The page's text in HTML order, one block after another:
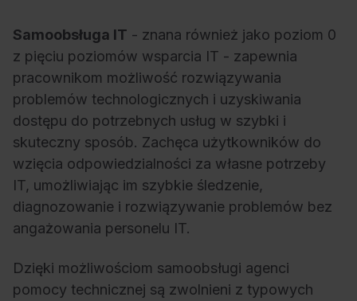
Samoobsługa IT - znana również jako poziom 0
z pięciu poziomów wsparcia IT - zapewnia
pracownikom możliwość rozwiązywania
problemów technologicznych i uzyskiwania
dostępu do potrzebnych usług w szybki i
skuteczny sposób. Zachęca użytkowników do
wzięcia odpowiedzialności za własne potrzeby
IT, umożliwiając im szybkie śledzenie,
diagnozowanie i rozwiązywanie problemów bez
angażowania personelu IT.
Dzięki możliwościom samoobsługi agenci
pomocy technicznej są zwolnieni z typowych